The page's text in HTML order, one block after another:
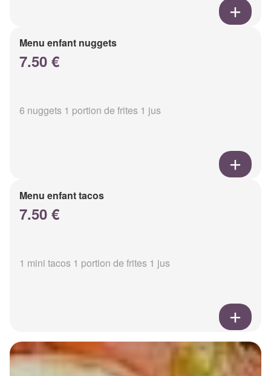
Menu enfant nuggets
7.50 €
6 nuggets 1 portion de frites 1 jus
Menu enfant tacos
7.50 €
1 mini tacos 1 portion de frites 1 jus